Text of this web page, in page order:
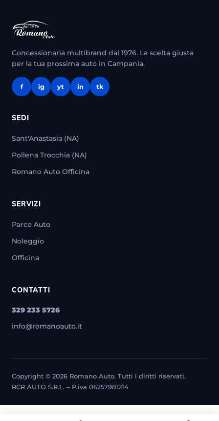
Concessionaria multibrand dal 1976. La scelta giusta
per la tua prossima auto in Campania.
f ig yt in tk
SEDI
Sant'Anastasia (NA)
Pollena Trocchia (NA)
Romano Auto Officina
SERVIZI
Parco Auto
Noleggio
Officina
CONTATTI
329 233 5726
info@romanoauto.it
Copyright © 2026 Romano Auto. Tutti i diritti riservati.
RCR AUTO S.R.L. – P.iva 06257981214